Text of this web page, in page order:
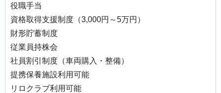
役職手当
資格取得支援制度（3,000円～5万円）
財形貯蓄制度
従業員持株会
社員割引制度（車両購入・整備）
提携保養施設利用可能
リロクラブ利用可能